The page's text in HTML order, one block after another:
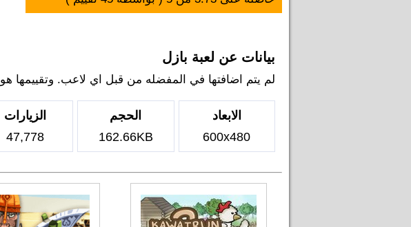
بيانات عن لعبة بازل
لم يتم اضافتها في المفضله من قبل اي لاعب. وتقييمها هو 74.6%
الابعاد
600x480
الحجم
162.66KB
الزيارات
47,778